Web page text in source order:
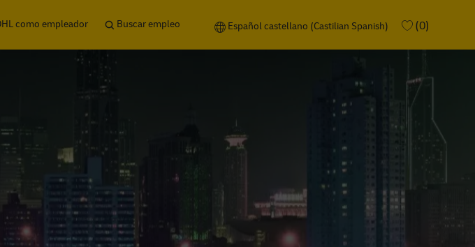
como empleador Buscar empleo Language selected
Español castellano (Castilian Spanish)
Español castellano (Castilian Spanish) (0)